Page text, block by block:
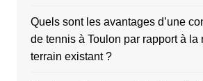
Quels sont les avantages d’une
de tennis à Toulon par rapport à la
terrain existant ?